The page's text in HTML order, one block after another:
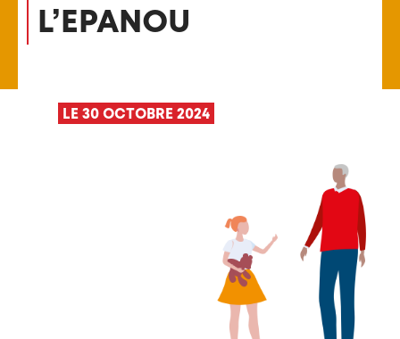
L’EPANOU
LE 30 OCTOBRE 2024